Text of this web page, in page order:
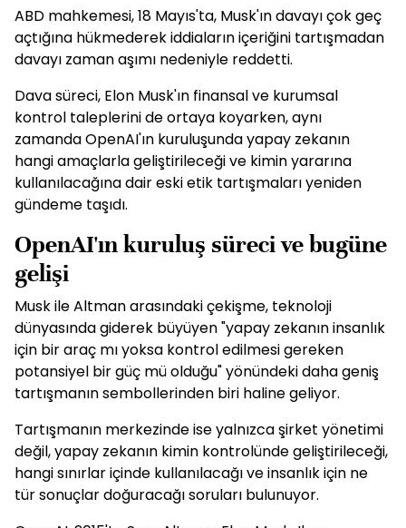
ABD mahkemesi, 18 Mayıs'ta, Musk'ın davayı çok geç
açtığına hükmederek iddiaların içeriğini tartışmadan
davayı zaman aşımı nedeniyle reddetti.
Dava süreci, Elon Musk'ın finansal ve kurumsal
kontrol taleplerini de ortaya koyarken, aynı
zamanda OpenAI'ın kuruluşunda yapay zekanın
hangi amaçlarla geliştirileceği ve kimin yararına
kullanılacağına dair eski etik tartışmaları yeniden
gündeme taşıdı.
OpenAI'ın kuruluş süreci ve bugüne
gelişi
Musk ile Altman arasındaki çekişme, teknoloji
dünyasında giderek büyüyen "yapay zekanın insanlık
için bir araç mı yoksa kontrol edilmesi gereken
potansiyel bir güç mü olduğu" yönündeki daha geniş
tartışmanın sembollerinden biri haline geliyor.
Tartışmanın merkezinde ise yalnızca şirket yönetimi
değil, yapay zekanın kimin kontrolünde geliştirileceği,
hangi sınırlar içinde kullanılacağı ve insanlık için ne
tür sonuçlar doğuracağı soruları bulunuyor.